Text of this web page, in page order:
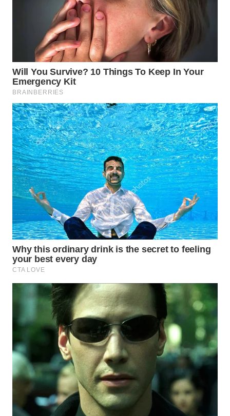
MANDALIKA
WN
LIKUPANG
WN
LABUANBAJO
WN
BORNEO
Wahana
Media
Group
WAHANA
NEWS
WAHANA
TANI
WAHANA
WAHANA
INFRASTRUKTUR
WAHANA
KONSUMEN
WAHANA